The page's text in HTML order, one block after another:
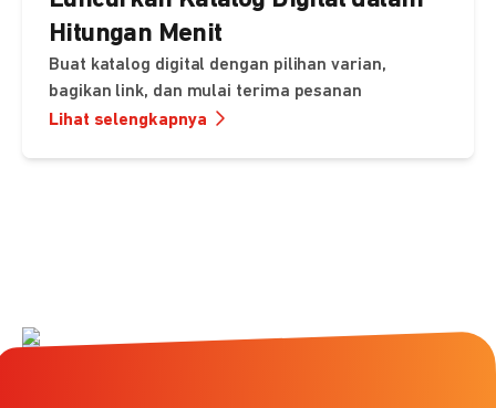
Hitungan Menit
Buat katalog digital dengan pilihan varian,
bagikan link, dan mulai terima pesanan
Lihat selengkapnya